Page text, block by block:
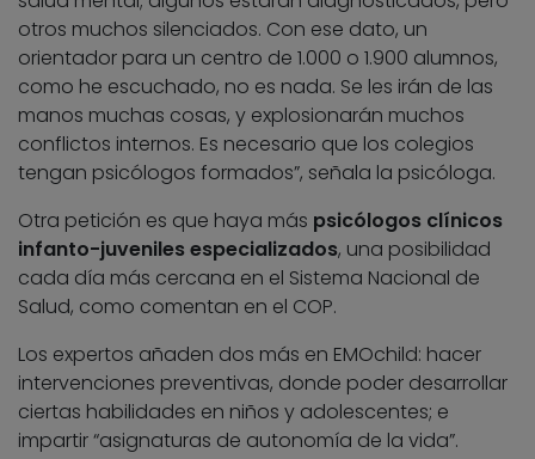
otros muchos silenciados. Con ese dato, un
orientador para un centro de 1.000 o 1.900 alumnos,
como he escuchado, no es nada. Se les irán de las
manos muchas cosas, y explosionarán muchos
conflictos internos. Es necesario que los colegios
tengan psicólogos formados”, señala la psicóloga.
Otra petición es que haya más psicólogos clínicos
infanto-juveniles especializados, una posibilidad
cada día más cercana en el Sistema Nacional de
Salud, como comentan en el COP.
Los expertos añaden dos más en EMOchild: hacer
intervenciones preventivas, donde poder desarrollar
ciertas habilidades en niños y adolescentes; e
impartir “asignaturas de autonomía de la vida”.